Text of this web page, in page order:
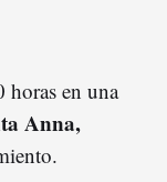
horas en una
Anna,